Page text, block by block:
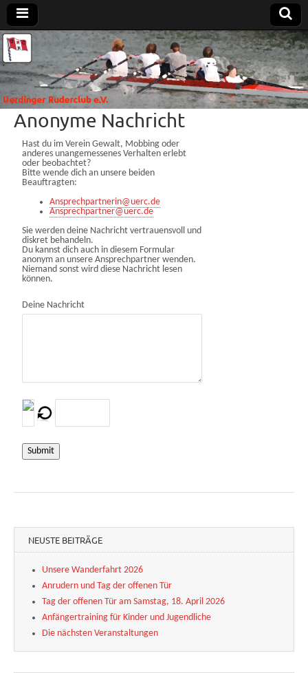
Uerdinger
Ruderclub
e.V.
Rudern in
Krefeld-
Uerdingen
Anonyme Nachricht
Hast du im Verein Gewalt, Mobbing oder
anderes unangemessenes Verhalten erlebt
oder beobachtet?
Bitte wende dich an unsere beiden
Beauftragten:
Ansprechpartnerin@uerc.de
Ansprechpartner@uerc.de
Sie werden deine Nachricht vertrauensvoll und
diskret behandeln.
Du kannst dich auch in diesem Formular
anonym an unsere Ansprechpartner wenden.
Niemand sonst wird diese Nachricht lesen
können.
Deine Nachricht
Submit
NEUSTE BEITRÄGE
Unsere Wanderfahrt 2026
Anrudern und Tag der offenen Tür
Tag der offenen Tür am Samstag, 18. April 2026
Anfängertraining für Kinder und Jugendliche
Die nächsten Veranstaltungen